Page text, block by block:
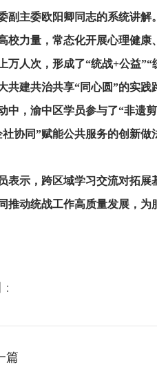
副主委欧阳卿同志的系统讲解
校力量，常态化开展心理健
万人次，形成了“统战+公益
共建共治共享“同心圆”的实践
中，渝中区学员参与了“非遗
社协同”赋能公共服务的创新
表示，跨区域学习交流对拓
推动统战工作高质量发展，为
篇